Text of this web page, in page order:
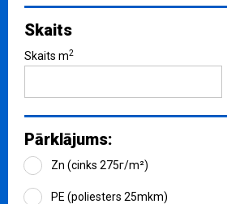
Skaits
Skaits m2
Pārklājums:
Zn (cinks 275г/m²)
PE (poliesters 25mkm)